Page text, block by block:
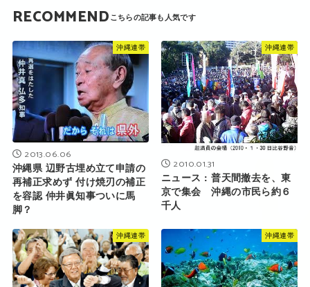
RECOMMEND
沖縄連帯
2013.06.06
沖縄県 辺野古埋め立て申請の
再補正求めず 付け焼刃の補正
を容認 仲井眞知事ついに馬
脚？
沖縄連帯
2010.01.31
ニュース : 普天間撤去を、東
京で集会 沖縄の市民ら約６
千人
沖縄連帯 沖縄連帯